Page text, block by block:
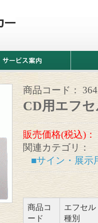
情
商品コード：
CD用エフ
販売価格(税込)：
関連カテゴリ：
■サイン・展示
商品コ
ード
エフセル
種別